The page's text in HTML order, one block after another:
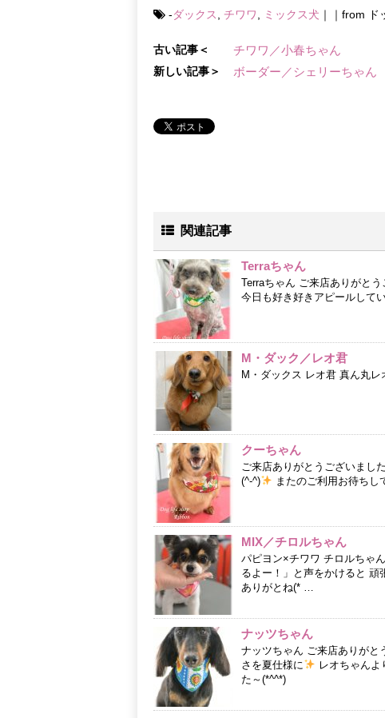
-ダックス チワワ ミックス犬 ｜｜from
古い記事＜ チワワ／小春ちゃん
新しい記事＞ ボーダー／シェリーちゃん
関連記事
Terraちゃん
Terraちゃん ご来店ありがと
今日も好き好きアピールし
M・ダック／レオ君
M・ダックス レオ君 真ん丸レ
クーちゃん
ご来店ありがとうございまし
(^-^)
またのご利用お待ちし
MIX／チロルちゃん
パピヨン×チワワ チロルちゃ
るよー！」と声をかけると 頑
ありがとね(* …
ナッツちゃん
ナッツちゃん ご来店ありがと
さを夏仕様に
レオちゃん
た～(*^^*)